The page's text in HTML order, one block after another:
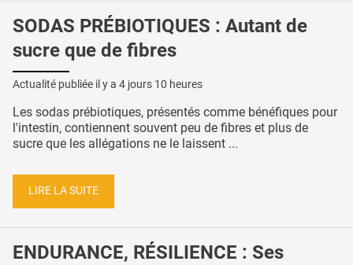
SODAS PRÉBIOTIQUES : Autant de
sucre que de fibres
Actualité publiée il y a 4 jours 10 heures
Les sodas prébiotiques, présentés comme bénéfiques pour
l'intestin, contiennent souvent peu de fibres et plus de
sucre que les allégations ne le laissent ...
LIRE LA SUITE
ENDURANCE, RÉSILIENCE : Ses